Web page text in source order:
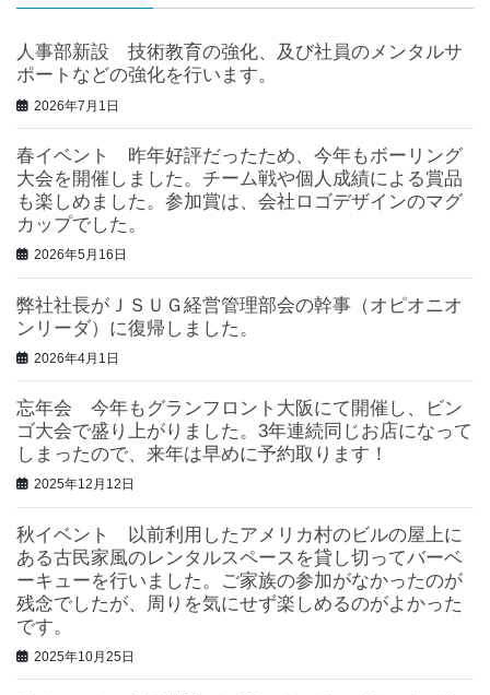
人事部新設 技術教育の強化、及び社員のメンタルサ
ポートなどの強化を行います。
2026年7月1日
春イベント 昨年好評だったため、今年もボーリング
大会を開催しました。チーム戦や個人成績による賞品
も楽しめました。参加賞は、会社ロゴデザインのマグ
カップでした。
2026年5月16日
弊社社長がＪＳＵＧ経営管理部会の幹事（オピオニオ
ンリーダ）に復帰しました。
2026年4月1日
忘年会 今年もグランフロント大阪にて開催し、ビン
ゴ大会で盛り上がりました。3年連続同じお店になって
しまったので、来年は早めに予約取ります！
2025年12月12日
秋イベント 以前利用したアメリカ村のビルの屋上に
ある古民家風のレンタルスペースを貸し切ってバーベ
ーキューを行いました。ご家族の参加がなかったのが
残念でしたが、周りを気にせず楽しめるのがよかった
です。
2025年10月25日